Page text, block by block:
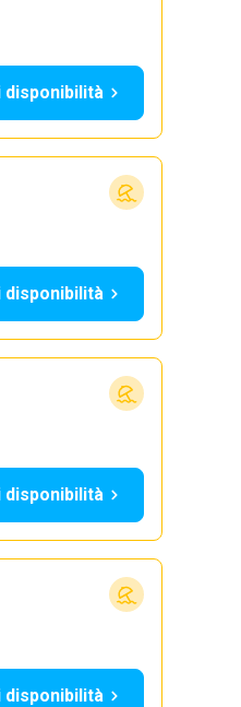
disponibilità
disponibilità
disponibilità
disponibilità